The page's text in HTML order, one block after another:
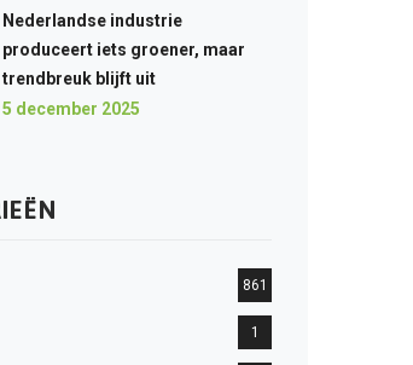
Nederlandse industrie
produceert iets groener, maar
trendbreuk blijft uit
5 december 2025
861
1